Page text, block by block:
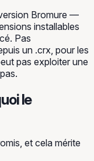
Bromure —
installables
Pas
un .crx, pour les
pas exploiter une
le
et cela mérite